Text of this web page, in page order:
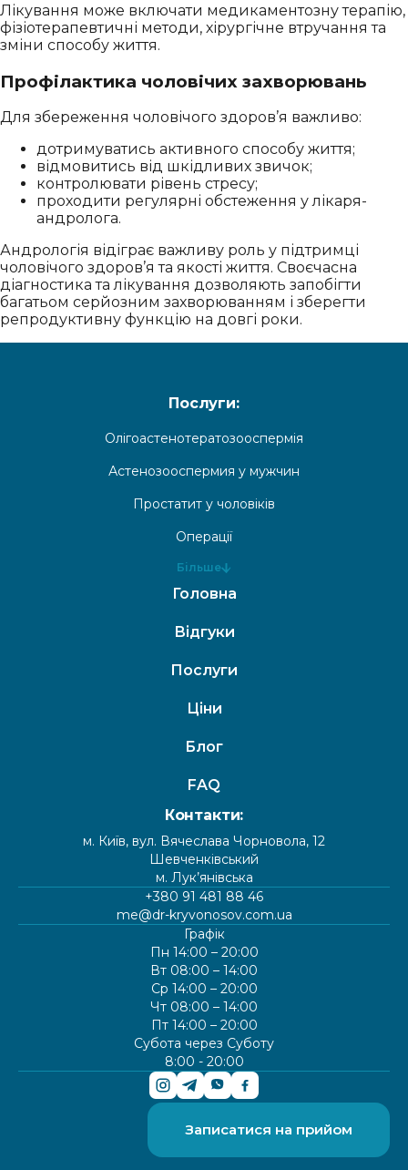
Лікування може включати медикаментозну терапію,
фізіотерапевтичні методи, хірургічне втручання та
зміни способу життя.
Профілактика чоловічих захворювань
Для збереження чоловічого здоров’я важливо:
дотримуватись активного способу життя;
відмовитись від шкідливих звичок;
контролювати рівень стресу;
проходити регулярні обстеження у лікаря-
андролога.
Андрологія відіграє важливу роль у підтримці
чоловічого здоров’я та якості життя. Своєчасна
діагностика та лікування дозволяють запобігти
багатьом серйозним захворюванням і зберегти
репродуктивну функцію на довгі роки.
Послуги:
Олігоастенотератозооспермія
Астенозооспермия у мужчин
Простатит у чоловіків
Операції
Більше
Головна
Відгуки
Послуги
Ціни
Блог
FAQ
Контакти:
м. Київ, вул. Вячеслава Чорновола, 12
Шевченківський
м. Лук’янівська
+380 91 481 88 46
me@dr-kryvonosov.com.ua
Графік
Пн 14:00 – 20:00
Вт 08:00 – 14:00
Ср 14:00 – 20:00
Чт 08:00 – 14:00
Пт 14:00 – 20:00
Субота через Суботу
8:00 - 20:00
Записатися на прийом